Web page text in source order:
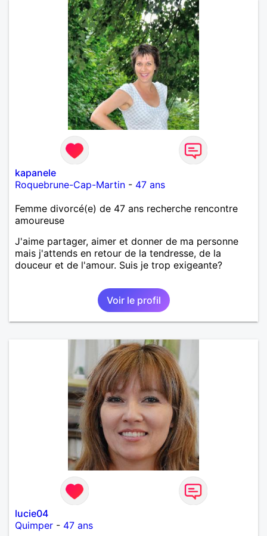
kapanele
Roquebrune-Cap-Martin - 47 ans
Femme divorcé(e) de 47 ans recherche rencontre
amoureuse
J'aime partager, aimer et donner de ma personne
mais j'attends en retour de la tendresse, de la
douceur et de l'amour. Suis je trop exigeante?
Voir le profil
lucie04
Quimper - 47 ans